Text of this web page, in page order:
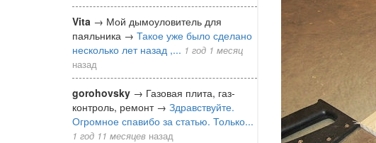
Vita → Мой дымоуловитель для
паяльника → Такое уже было сделано
несколько лет назад ,... 1 год 1 месяц
назад
gorohovsky → Газовая плита, газ-
контроль, ремонт → Здравствуйте.
Огромное спавибо за статью. Только...
1 год 11 месяцев назад